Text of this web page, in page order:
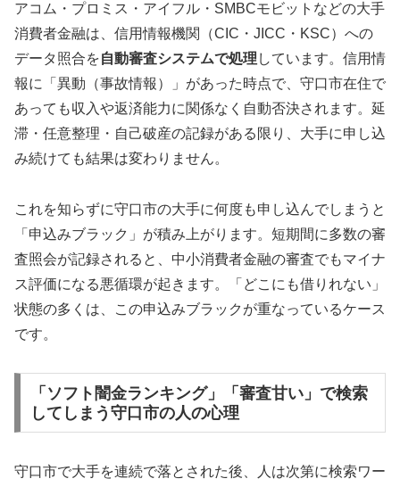
アコム・プロミス・アイフル・SMBCモビットなどの大手
消費者金融は、信用情報機関（CIC・JICC・KSC）への
データ照合を自動審査システムで処理 しています。信用情
報に「異動（事故情報）」があった時点で、守口市在住で
あっても収入や返済能力に関係なく自動否決されます。延
滞・任意整理・自己破産の記録がある限り、大手に申し込
み続けても結果は変わりません。
これを知らずに守口市の大手に何度も申し込んでしまうと
「申込みブラック」が積み上がります。短期間に多数の審
査照会が記録されると、中小消費者金融の審査でもマイナ
ス評価になる悪循環が起きます。「どこにも借りれない」
状態の多くは、この申込みブラックが重なっているケース
です。
「ソフト闇金ランキング」「審査甘い」で検索
してしまう守口市の人の心理
守口市で大手を連続で落とされた後、人は次第に検索ワー